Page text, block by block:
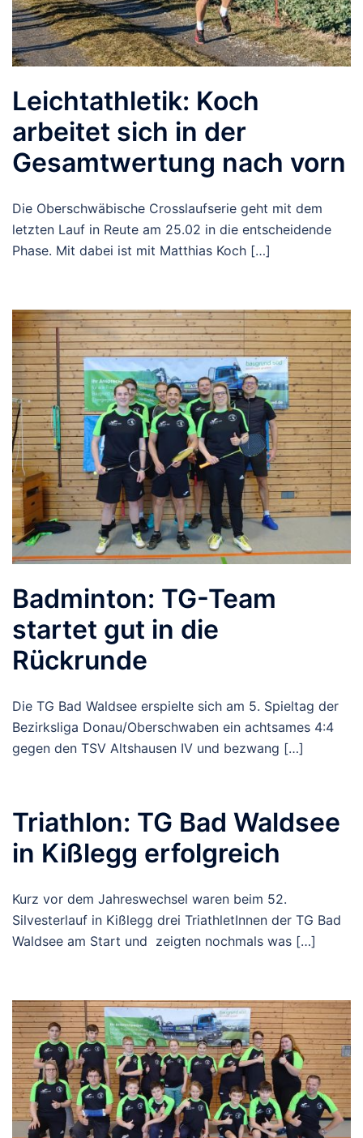
Leichtathletik: Koch
arbeitet sich in der
Gesamtwertung nach vorn
Die Oberschwäbische Crosslaufserie geht mit dem
letzten Lauf in Reute am 25.02 in die entscheidende
Phase. Mit dabei ist mit Matthias Koch […]
Badminton: TG-Team
startet gut in die
Rückrunde
Die TG Bad Waldsee erspielte sich am 5. Spieltag der
Bezirksliga Donau/Oberschwaben ein achtsames 4:4
gegen den TSV Altshausen IV und bezwang […]
Triathlon: TG Bad Waldsee
in Kißlegg erfolgreich
Kurz vor dem Jahreswechsel waren beim 52.
Silvesterlauf in Kißlegg drei TriathletInnen der TG Bad
Waldsee am Start und zeigten nochmals was […]